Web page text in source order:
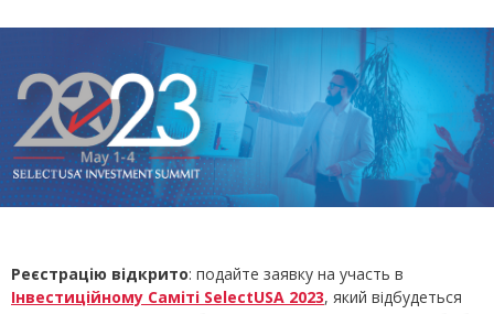
Реєстрацію відкрито: подайте заявку на участь в
Інвестиційному Саміті SelectUSA 2023, який відбудеться